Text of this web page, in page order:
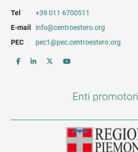
Tel
+39 011 6700511
E-mail
info@centroestero.org
PEC
pec1@pec.centroestero.org
Enti promotori